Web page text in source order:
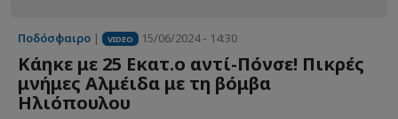
Ποδόσφαιρο | VIDEO 15/06/2024 - 14:30
Κάηκε με 25 Εκατ.ο αντί-Πόνσε! Πικρές
μνήμες Αλμέιδα με τη βόμβα
Ηλιόπουλου